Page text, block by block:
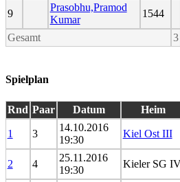
9
Prasobhu,Pramod
Kumar
1544
Gesamt 3
Spielplan
Rnd Paar Datum Heim
1 3
14.10.2016
19:30
Kiel Ost III
2 4
25.11.2016
19:30
Kieler SG